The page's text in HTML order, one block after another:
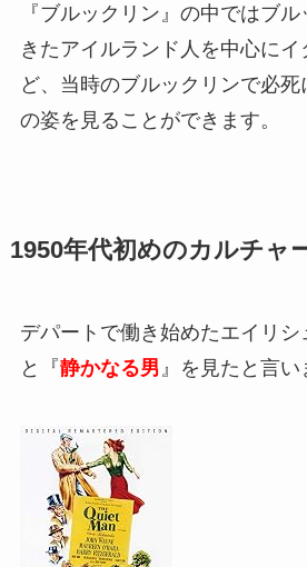
『ブルックリン』の中ではブ
きたアイルランド人を中心に
ど、当時のブルックリンで必
の姿を見ることができます。
1950年代初めのカルチャ
デパートで働き始めたエイリ
と『静かなる男 』を見たと言い